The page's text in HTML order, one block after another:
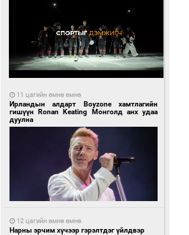
11 цагийн өмнө өмнө
Ирландын алдарт Boyzone хамтлагийн
гишүүн Ronan Keating Монголд анх удаа
дуулна
12 цагийн өмнө өмнө
Нарны эрчим хүчээр гэрэлтдэг үйлдвэр